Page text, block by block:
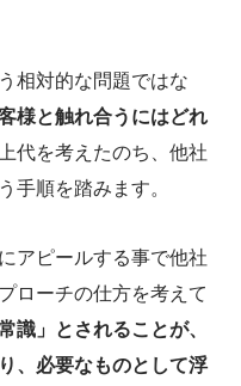
相対的な問題ではな
様と触れ合うにはどれ
代を考えたのち、他社
手順を踏みます。
アピールする事で他社
ローチの仕方を考えて
識」とされることが、
、必要なものとして浮